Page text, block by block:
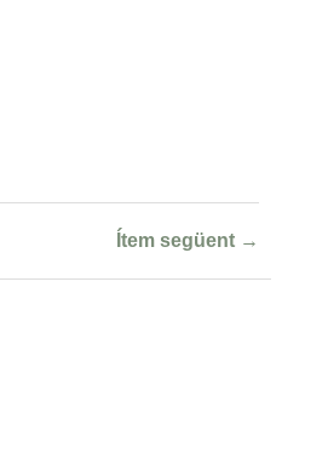
Ítem següent →